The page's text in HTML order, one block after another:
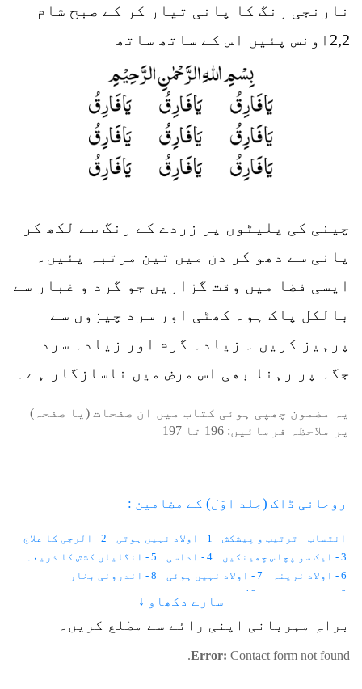
نارنجی رنگ کا پانی تیار کر کے صبح شام
2,2اونس پئیں اس کے ساتھ ساتھ
چینی کی پلیٹوں پر زردے کے رنگ سے لکھ کر
پانی سے دھو کر دن میں تین مرتبہ پئیں۔
ایسی فضا میں وقت گزاریں جو گرد و غبار سے
بالکل پاک ہو۔ کھٹی اور سرد چیزوں سے
پرہیز کریں ۔ زیادہ گرم اور زیادہ سرد
جگہ پر رہنا بھی اس مرض میں ناسازگار ہے۔
یہ مضمون چھپی ہوئی کتاب میں ان صفحات (یا صفحہ)
پر ملاحظہ فرمائیں: 196 تا 197
روحانی ڈاک (جلد اوّل) کے مضامین :
انتساب ترتیب و پیشکش 1 - اولاد نہیں ہوتی
2 - الرجی کا علاج
3 - ایک سو پچاس چھینکیں
4 - اداسی
5 - انگلیاں کشش کا ذریعہ
6 - اولاد نرینہ
7 - اولاد نہیں ہوئی
8 - اندرونی بخار
9 - احساس کمتری
10 - استغناء اور کیلوریز
13 - ایب نارمل زندگی
14 - اجمیر شریف کی حاضری
16 - آنکھوں کے سامنے نقطے
سارے دکھاو ↓
براہِ مہربانی اپنی رائے سے مطلع کریں۔
Error: Contact form not found.